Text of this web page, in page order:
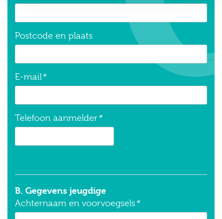
Postcode en plaats
E-mail *
Telefoon aanmelder*
B. Gegevens jeugdige
Achternaam en voorvoegsels*